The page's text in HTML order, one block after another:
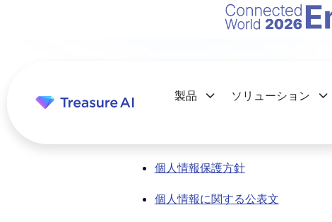
製品 ソリューション
個人情報保護方針
個人情報に関する公表文